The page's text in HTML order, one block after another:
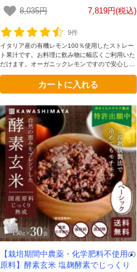
8,035円 7,819円(税込)
9件
イタリア産の有機レモン100％使用したストレー
ト果汁です。お料理に飲み物に幅広くご利用いた
だけます。オーガニックレモンですので安心して
カートに入れる
【栽培期間中農薬・化学肥料不使用の
原料】酵素玄米 塩麹酵素でじっくり